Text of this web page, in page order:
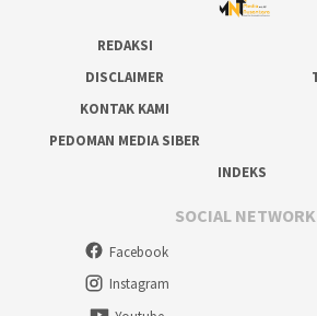
REDAKSI
DISCLAIMER
KONTAK KAMI
PEDOMAN MEDIA SIBER
INDEKS
SOCIAL NETWORK
Facebook
Instagram